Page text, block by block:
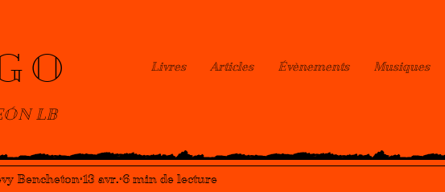
Livres Articles Évènements Musiques
LB
Bencheton 13 avr. 6 min de lecture